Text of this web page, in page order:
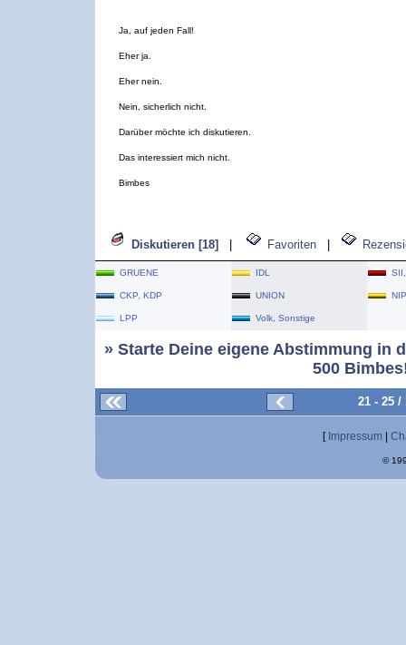
Ja, auf jeden Fall!
Eher ja.
Eher nein.
Nein, sicherlich nicht.
Darüber möchte ich diskutieren.
Das interessiert mich nicht.
Bimbes
Diskutieren [18] Favoriten
GRUENE IDL
CKP, KDP UNION NIP
LPP Volk, Sonstige
» Starte Deine eigene Abstimmung in
500
21 - 25
[ Impressum
©